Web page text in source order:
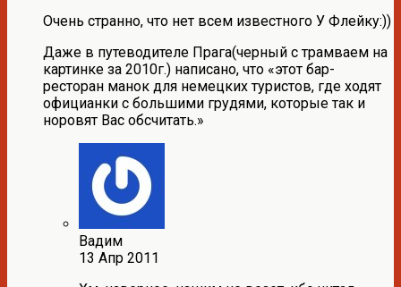
Очень странно, что нет всем известного У Флейку:))
Даже в путеводителе Прага(черный с трамваем на
картинке за 2010г.) написано, что «этот бар-
ресторан манок для немецких туристов, где ходят
официанки с большими грудями, которые так и
норовят Вас обсчитать.»
Вадим
13 Апр 2011